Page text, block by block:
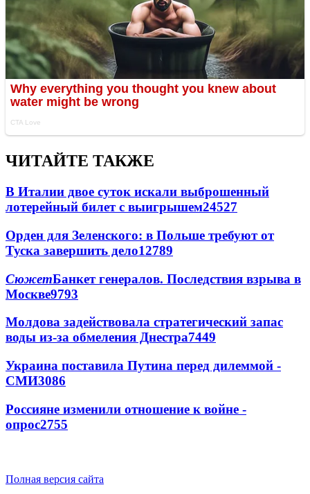
ЧИТАЙТЕ ТАКЖЕ
В Италии двое суток искали выброшенный
лотерейный билет с выигрышем24527
Орден для Зеленского: в Польше требуют от
Туска завершить дело12789
СюжетБанкет генералов. Последствия взрыва в
Москве9793
Молдова задействовала стратегический запас
воды из-за обмеления Днестра7449
Украина поставила Путина перед дилеммой -
СМИ3086
Россияне изменили отношение к войне -
опрос2755
Полная версия сайта